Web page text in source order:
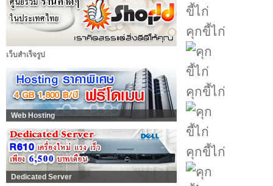
เว็บสำเร็จรูป
Web Hosting
Dedicated Server
คุกขี้ไก่
คุกขี้ไก่
คุกขี้ไก่